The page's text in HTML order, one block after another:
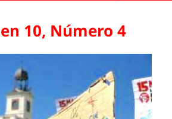
10, Número 4